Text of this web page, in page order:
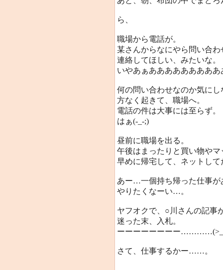
ら、
職場から電話が。
某さんからなにやら問い合
連絡してほしい、みたいな。
いやあぁああああああああ
何の問い合わせなのか気に
方なく起きて、職場へ。
電話の件は大事には至らず。
はぁ(-_-;)
昼前に職場を出る。
午後はまったりと買い物や
早めに帰宅して、ネットして
あー…一個持ち帰った仕事
やりたくなーい…。
ヤフオクで、○川さんの記事
迷った末、入札。
ーーーーーーーー
さて、仕事するかー……。